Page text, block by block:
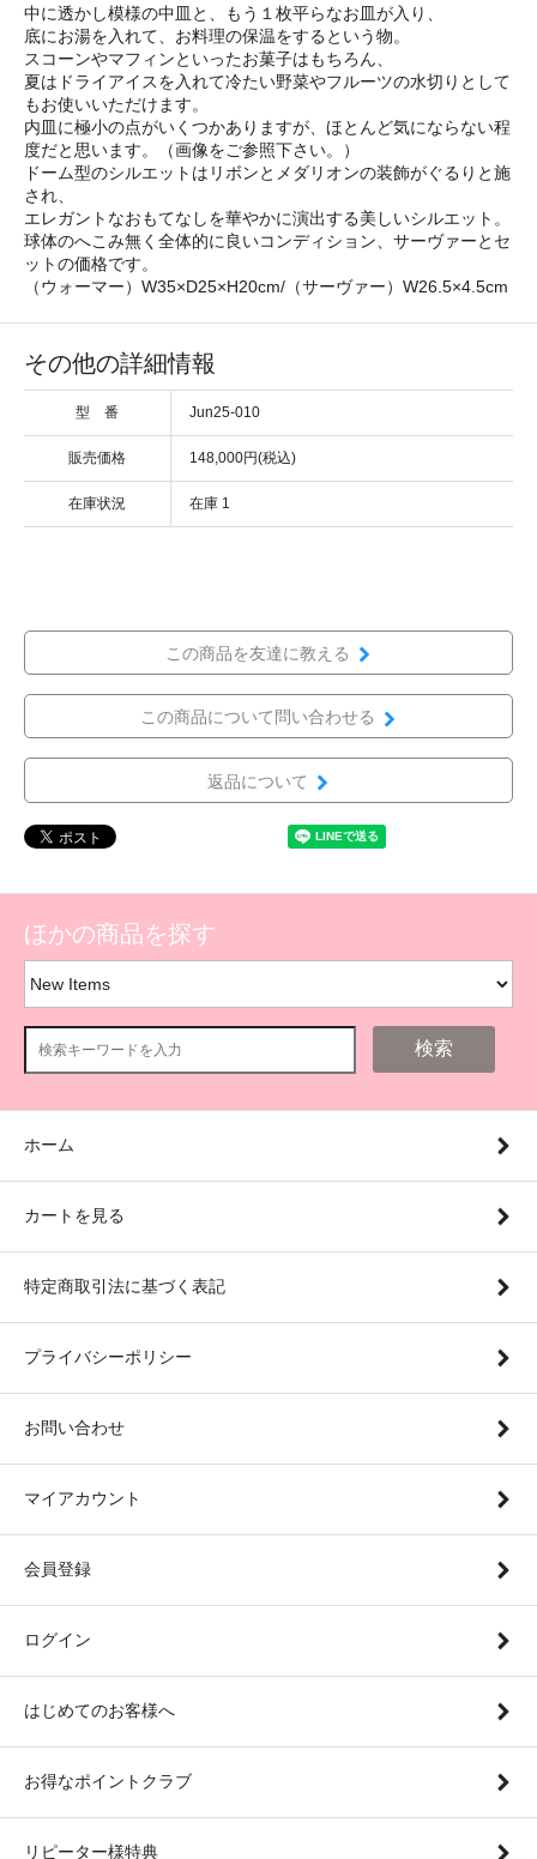
中に透かし模様の中皿と、もう１枚平らなお皿が入り、
底にお湯を入れて、お料理の保温をするという物。
スコーンやマフィンといったお菓子はもちろん、
夏はドライアイスを入れて冷たい野菜やフルーツの水切りとして
もお使いいただけます。
内皿に極小の点がいくつかありますが、ほとんど気にならない程
度だと思います。（画像をご参照下さい。）
ドーム型のシルエットはリボンとメダリオンの装飾がぐるりと施
され、
エレガントなおもてなしを華やかに演出する美しいシルエット。
球体のへこみ無く全体的に良いコンディション、サーヴァーとセ
ットの価格です。
（ウォーマー）W35×D25×H20cm/（サーヴァー）W26.5×4.5cm
その他の詳細情報
型 番 Jun25-010
販売価格 148,000円(税込)
在庫状況 在庫 1
この商品を友達に教える
この商品について問い合わせる
返品について
ほかの商品を探す
検索
ホーム
カートを見る
特定商取引法に基づく表記
プライバシーポリシー
お問い合わせ
マイアカウント
会員登録
ログイン
はじめてのお客様へ
お得なポイントクラブ
リピーター様特典